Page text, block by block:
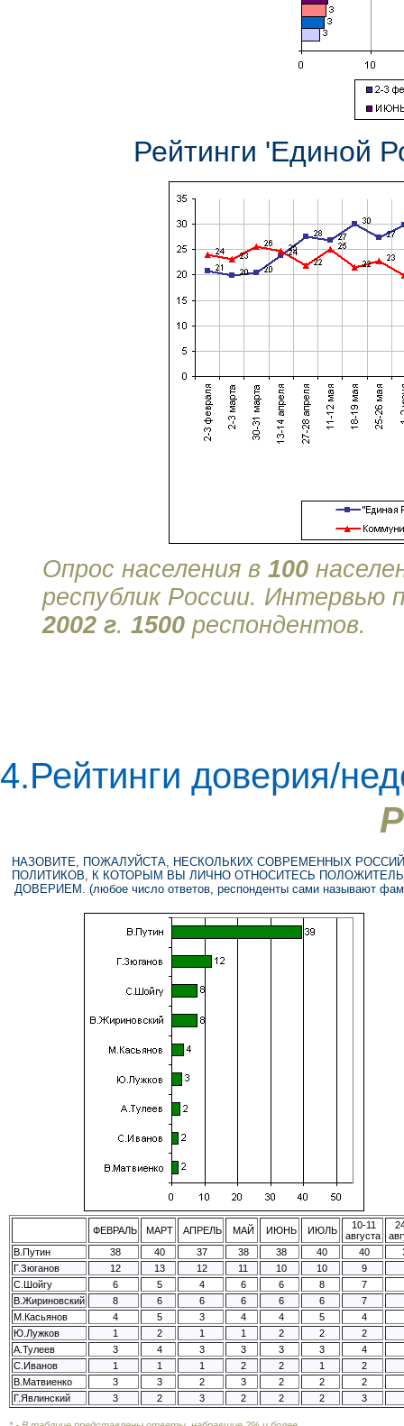
Рейтинги 'Единой
Опрос населения в 100
республик России.
2002 г. 1500 респондентов.
4.Рейтинги доверия/
НАЗОВИТЕ, ПОЖАЛУЙСТА, НЕСКОЛЬКИХ СОВРЕМЕННЫХ
ПОЛИТИКОВ, К КОТОРЫМ ВЫ ЛИЧНО ОТНОСИТЕСЬ
ДОВЕРИЕМ. (любое число ответов, респонденты сами называют
ФЕВРАЛЬ МАРТ АПРЕЛЬ МАЙ ИЮНЬ ИЮЛЬ
10-11
августа
В.Путин
38 40 37 38 38 40 40
Г.Зюганов
12 13 12 11 10 10 9
С.Шойгу
6 5 4 6 6 8 7
В.Жириновский
8 6 6 6 6 6 7
М.Касьянов
4 5 3 4 4 5 4
Ю.Лужков
1 2 1 1 2 2 2
А.Тулеев
3 4 3 3 3 3 4
С.Иванов
1 1 1 2 2 1 2
В.Матвиенко
3 3 2 3 2 2 2
Г.Явлинский
3 2 3 2 2 2 3